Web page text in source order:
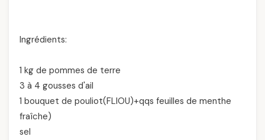
Ingrédients:
1 kg de pommes de terre
3 à 4 gousses d'ail
1 bouquet de pouliot(FLIOU)+qqs feuilles de menthe
fraîche)
sel